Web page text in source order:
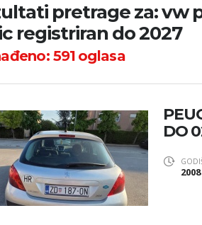
pretrage za: vw
registriran do 2027
591oglasa
DO
2008